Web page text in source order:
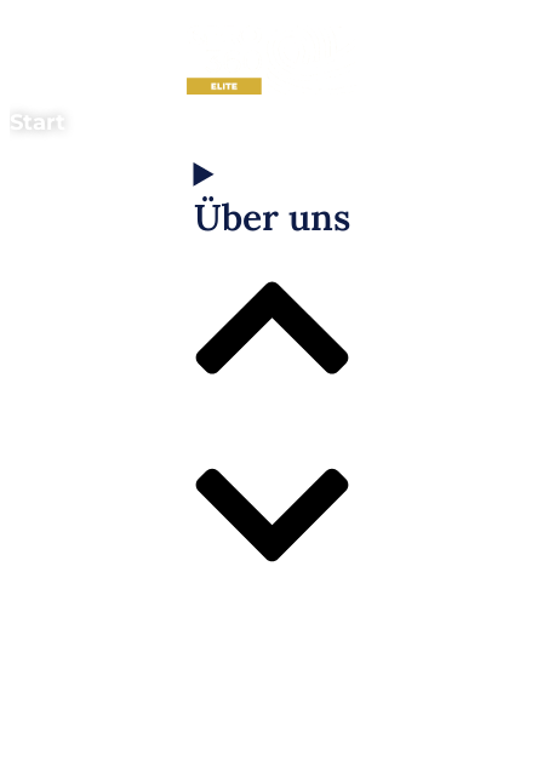
Start
Über uns